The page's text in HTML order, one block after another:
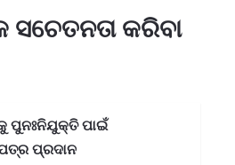
କରିବା
ପୁନଃନିଯୁକ୍ତି ପାଇଁ
ପ୍ରଦାନ